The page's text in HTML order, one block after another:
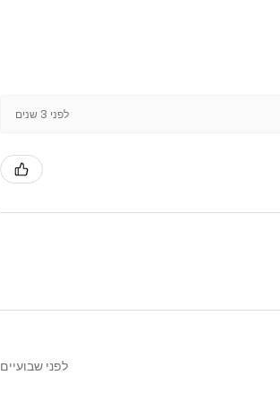
לפני 3 שנים
לפני שבועיים